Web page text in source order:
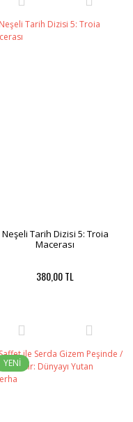
Neşeli Tarih Dizisi 5: Troia
Macerası
380,00 TL
YENİ